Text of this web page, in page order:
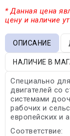
* Данная цена
цену и наличие
ОПИСАНИЕ
НАЛИЧИЕ В
Специально
двигателей со
системами
рабочих и
европейских и
Соответствие: